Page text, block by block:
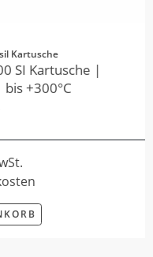
Kartusche
SI Kartusche |
+300°C